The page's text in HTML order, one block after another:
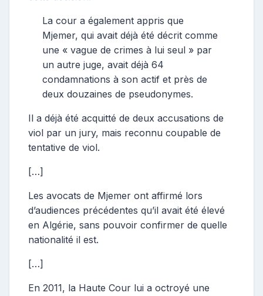
La cour a également appris que
Mjemer, qui avait déjà été décrit comme
une « vague de crimes à lui seul » par
un autre juge, avait déjà 64
condamnations à son actif et près de
deux douzaines de pseudonymes.
Il a déjà été acquitté de deux accusations de
viol par un jury, mais reconnu coupable de
tentative de viol.
[…]
Les avocats de Mjemer ont affirmé lors
d’audiences précédentes qu’il avait été élevé
en Algérie, sans pouvoir confirmer de quelle
nationalité il est.
[…]
En 2011, la Haute Cour lui a octroyé une